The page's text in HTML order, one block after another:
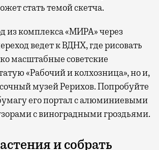
стать темой скетча.
из комплекса «МИРА» через
ведет к ВДНХ, где рисовать
масштабные советские
«Рабочий и колхозница», но и,
музей Рерихов. Попробуйте
его портал с алюминиевыми
с виноградными гроздьями.
и собрать